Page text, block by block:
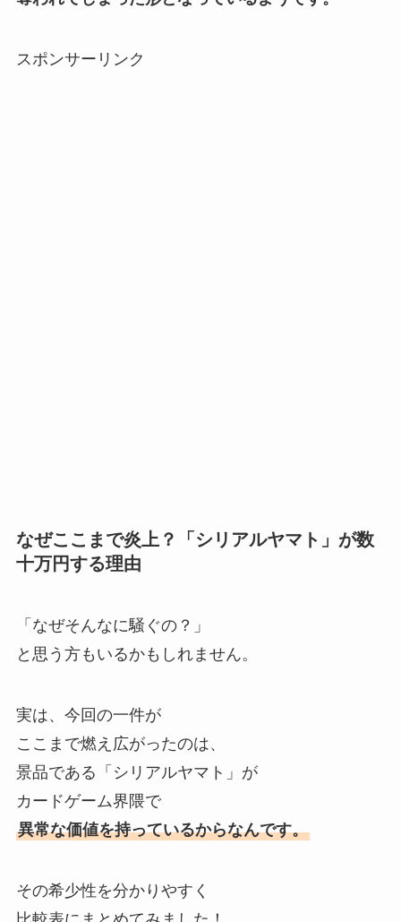
スポンサーリンク
なぜここまで炎上？「シリアルヤマト」が数
十万円する理由
「なぜそんなに騒ぐの？」
と思う方もいるかもしれません。
実は、今回の一件が
ここまで燃え広がったのは、
景品である「シリアルヤマト」が
カードゲーム界隈で
異常な価値を持っているからなんです。
その希少性を分かりやすく